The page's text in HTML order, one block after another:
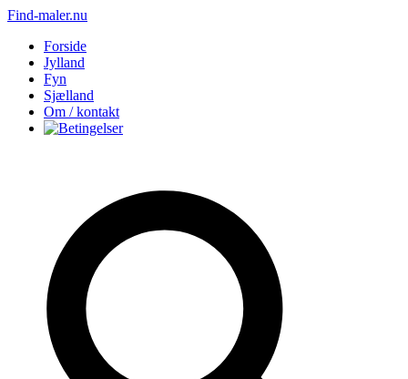
Find-maler.nu
Forside
Jylland
Fyn
Sjælland
Om / kontakt